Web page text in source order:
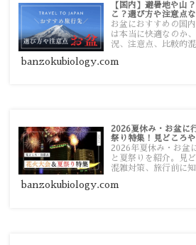
【国内】避暑地や山
こ？選び方や注意点
お盆におすすめの国
は本当に快適なのか
況、注意点、比較的
す。
banzokubiology.com
2026夏休み・お盆に
祭り特集！見どころ
2026年夏休み・お盆
と夏祭りを紹介。見
混雑対策、旅行前に
banzokubiology.com